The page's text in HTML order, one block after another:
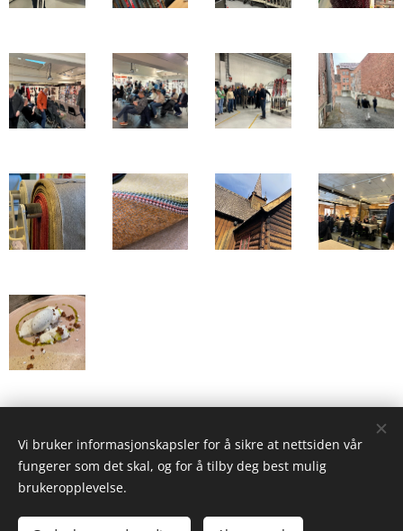
Vi bruker informasjonskapsler for å sikre at nettsiden vår
fungerer som det skal, og for å tilby deg best mulig
brukeropplevelse.